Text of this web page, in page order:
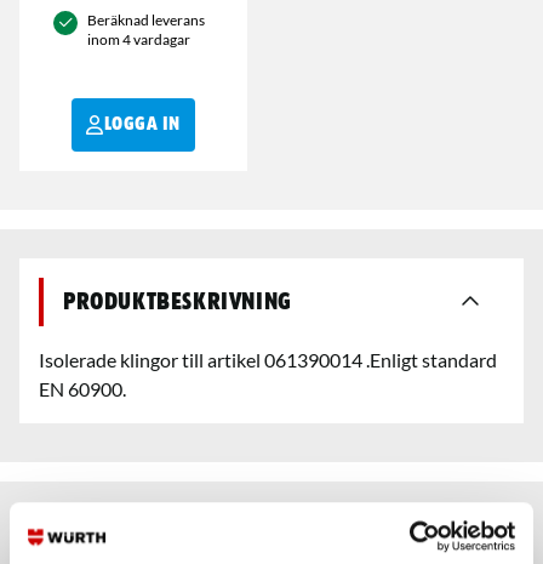
Beräknad leverans
inom 4 vardagar
LOGGA IN
Produktbeskrivning
Isolerade klingor till artikel 061390014 .Enligt standard
EN 60900.